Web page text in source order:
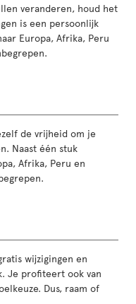
veranderen, houd het
is een persoonlijk
Europa, Afrika, Peru
de vrijheid om je
Naast één stuk
Afrika, Peru en
wijzigingen en
Je profiteert ook van
Dus, raam of